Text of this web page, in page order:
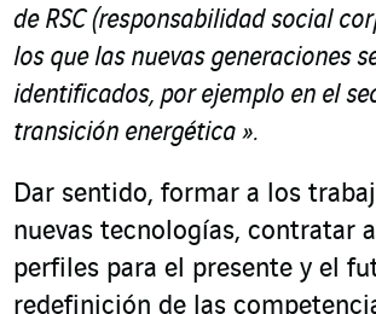
de RSC (responsabilidad social
los que las nuevas generaciones
identificados, por ejemplo en el
transición energética ».
Dar sentido, formar a los
nuevas tecnologías, contratar
perfiles para el presente y el
redefinición de las